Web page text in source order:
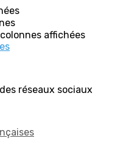
affichées
réseaux sociaux